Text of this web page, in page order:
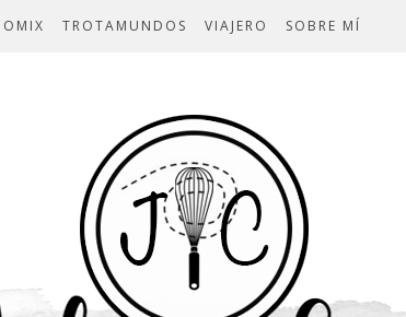
TROTAMUNDOS VIAJERO SOBRE MÍ